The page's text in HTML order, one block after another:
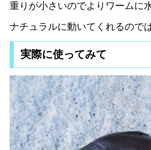
重りが小さいのでよりワームに
ナチュラルに動いてくれるので
実際に使ってみて